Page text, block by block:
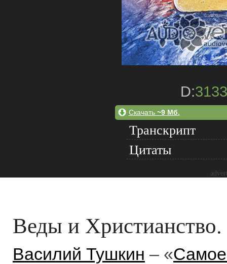
D:3133
Скачать ~9 Мб.
Транскрипт
Цитаты
Веды и
Василий Тушкин – «Самое